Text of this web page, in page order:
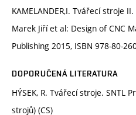
KAMELANDER,I. Tvářecí stroje
Marek Jiří et al: Design of CNC
Publishing 2015, ISBN 978-80-
DOPORUČENÁ LITERATURA
HÝSEK, R. Tvářecí stroje. SNTL
strojů) (CS)